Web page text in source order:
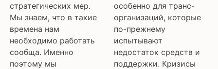
стратегических мер.
Мы знаем, что в такие
времена нам
необходимо работать
сообща. Именно
поэтому мы
особенно для транс-
организаций, которые
по-прежнему
испытывают
недостаток средств и
поддержки. Кризисы